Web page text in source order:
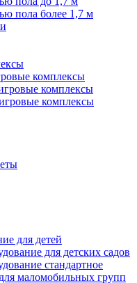
пола более 1,7 м
комплексы
комплексы
комплексы
для детей
для детских садов
стандартное
маломобильных групп